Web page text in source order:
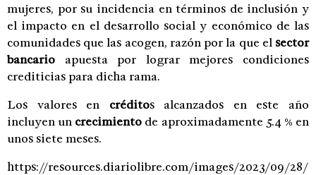
mujeres, por su incidencia en términos de inclusión y
el impacto en el desarrollo social y económico de las
comunidades que las acogen, razón por la que el sector
bancario apuesta por lograr mejores condiciones
crediticias para dicha rama.
Los valores en créditos alcanzados en este año
incluyen un crecimiento de aproximadamente 5.4 % en
unos siete meses.
https://resources.diariolibre.com/images/2023/09/28/